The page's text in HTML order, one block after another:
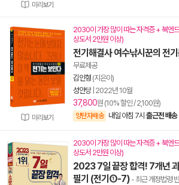
미리보기
미리보기
2030이 가장 많이 따는 자격증 + 북엔
상도서 2만원 이상)
전기해결사 여수낚시꾼의 전
무료제공
김인형 (지은이)
성안당| 2022년 10월
37,800원 (10% 할인 / 2,100원)
양탄자배송 내일 아침 7시 출근전 배송
2030이 가장 많이 따는 자격증 + 북엔
상도서 2만원 이상)
2023 7일 끝장 합격! 7개년
필기 (전기①-7) - 최근 개정법령